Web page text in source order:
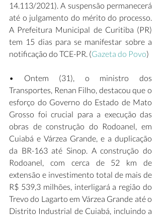
14.113/2021). A suspensão permanecerá
até o julgamento do mérito do processo.
A Prefeitura Municipal de Curitiba (PR)
tem 15 dias para se manifestar sobre a
notificação do TCE-PR. (Gazeta do Povo)
• Ontem (31), o ministro dos
Transportes, Renan Filho, destacou que o
esforço do Governo do Estado de Mato
Grosso foi crucial para a execução das
obras de construção do Rodoanel, em
Cuiabá e Várzea Grande, e a duplicação
da BR-163 até Sinop. A construção do
Rodoanel, com cerca de 52 km de
extensão e investimento total de mais de
R$ 539,3 milhões, interligará a região do
Trevo do Lagarto em Várzea Grande até o
Distrito Industrial de Cuiabá, incluindo a